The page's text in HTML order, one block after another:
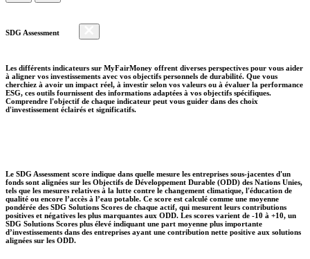
SDG Assessment
Les différents indicateurs sur MyFairMoney offrent diverses perspectives pour vous aider
à aligner vos investissements avec vos objectifs personnels de durabilité. Que vous
cherchiez à avoir un impact réel, à investir selon vos valeurs ou à évaluer la performance
ESG, ces outils fournissent des informations adaptées à vos objectifs spécifiques.
Comprendre l'objectif de chaque indicateur peut vous guider dans des choix
d'investissement éclairés et significatifs.
Le SDG Assessment score indique dans quelle mesure les entreprises sous-jacentes d'un
fonds sont alignées sur les Objectifs de Développement Durable (ODD) des Nations Unies,
tels que les mesures relatives à la lutte contre le changement climatique, l'éducation de
qualité ou encore l’accès à l’eau potable. Ce score est calculé comme une moyenne
pondérée des SDG Solutions Scores de chaque actif, qui mesurent leurs contributions
positives et négatives les plus marquantes aux ODD. Les scores varient de -10 à +10, un
SDG Solutions Scores plus élevé indiquant une part moyenne plus importante
d’investissements dans des entreprises ayant une contribution nette positive aux solutions
alignées sur les ODD.